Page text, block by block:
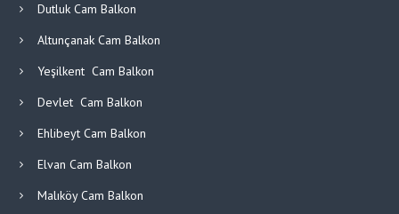
Dutluk Cam Balkon
Altunçanak Cam Balkon
Yeşilkent Cam Balkon
Devlet Cam Balkon
Ehlibeyt Cam Balkon
Elvan Cam Balkon
Malıköy Cam Balkon